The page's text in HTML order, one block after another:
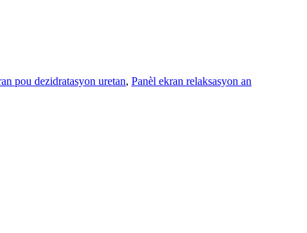
pou dezidratasyon uretan, Panèl ekran relaksasyon an